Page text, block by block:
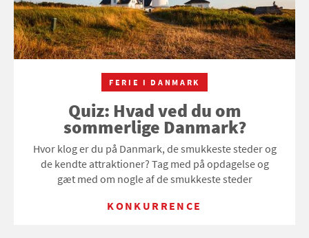
FERIE I DANMARK
Quiz: Hvad ved du om
sommerlige Danmark?
Hvor klog er du på Danmark, de smukkeste steder og
de kendte attraktioner? Tag med på opdagelse og
gæt med om nogle af de smukkeste steder
KONKURRENCE